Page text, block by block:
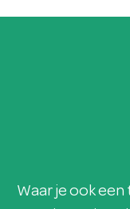
Waar je ook